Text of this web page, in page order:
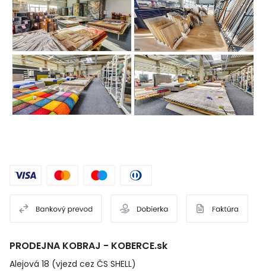
PRODEJNA KOBRAJ - KOBERCE.sk
Alejová 18 (vjezd cez ČS SHELL)